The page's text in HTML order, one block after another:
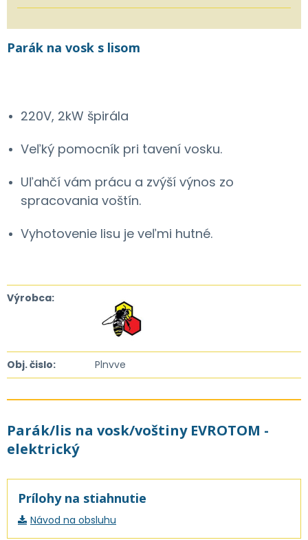
Parák na vosk s lisom
220V, 2kW špirála
Veľký pomocník pri tavení vosku.
Uľahčí vám prácu a zvýší výnos zo
spracovania voštín.
Vyhotovenie lisu je veľmi hutné.
Výrobca:
Obj. čislo: Plnvve
Parák/lis na vosk/voštiny EVROTOM -
elektrický
Prílohy na stiahnutie
Návod na obsluhu